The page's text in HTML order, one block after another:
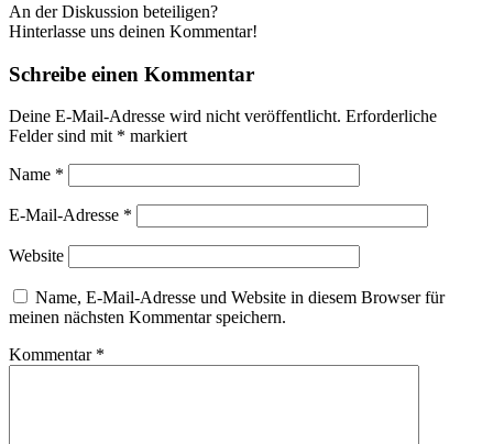
An der Diskussion beteiligen?
Hinterlasse uns deinen Kommentar!
Schreibe einen Kommentar
Deine E-Mail-Adresse wird nicht veröffentlicht. Erforderliche
Felder sind mit * markiert
Name *
E-Mail-Adresse *
Website
Name, E-Mail-Adresse und Website in diesem Browser für
meinen nächsten Kommentar speichern.
Kommentar *